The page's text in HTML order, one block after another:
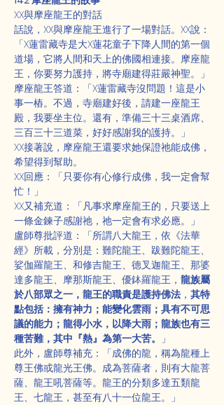
XX與摩座龍王的對話
話說，XX與摩座龍王進行了一場對話。XX說：
「X蓮雷藏寺是大X蓮花童子下降人間的第一個
道場，它將人間和天上的佛國相連接。摩座龍
王，你要努力護持，將寺廟建得莊嚴神聖。」
摩座龍王答道：「X蓮雷藏寺沒問題！這是小
事一樁。不過，寺廟建好後，請建一座龍王
殿，我要坐主位。還有，準備三十三桌酒席、
三百三十三道菜，好好感謝我的護持。」
XX接著說，摩座龍王還要求她保證祂能成佛，
希望得到幫助。
XX回應：「只要你有心修行成佛，我一定會幫
忙！」
XX又補充道：「凡事求摩座龍王的，只要送上
一條金鍊子感謝祂，祂一定會有求必應。」
盧師尊批評道：「所謂八大龍王，依《法華
經》所載，分別是：難陀龍王、跋難陀龍王、
娑伽羅龍王、和修吉龍王、德叉迦龍王、那婆
達多龍王、摩那斯龍王、優鉢羅龍王， 龍族屬
於八部眾之一，龍王的職責是護持佛法 ， 其特
點包括：擁有神力；能變化雲雨；具有不可思
議的能力；龍得小水，以降大雨；龍族也有三
種苦難，其中『熱』為第一大苦。 」
此外，盧師尊補充：「成佛的龍，稱為龍種上
尊王佛或龍光王佛。成為菩薩者，則有大龍菩
薩、龍王吼菩薩等。龍王的分類多達五類龍
王、七龍王，甚至有八十一位龍王。」